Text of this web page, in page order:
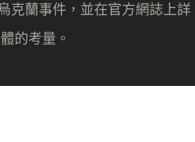
克蘭事件，並在官方網誌上詳
的考量。